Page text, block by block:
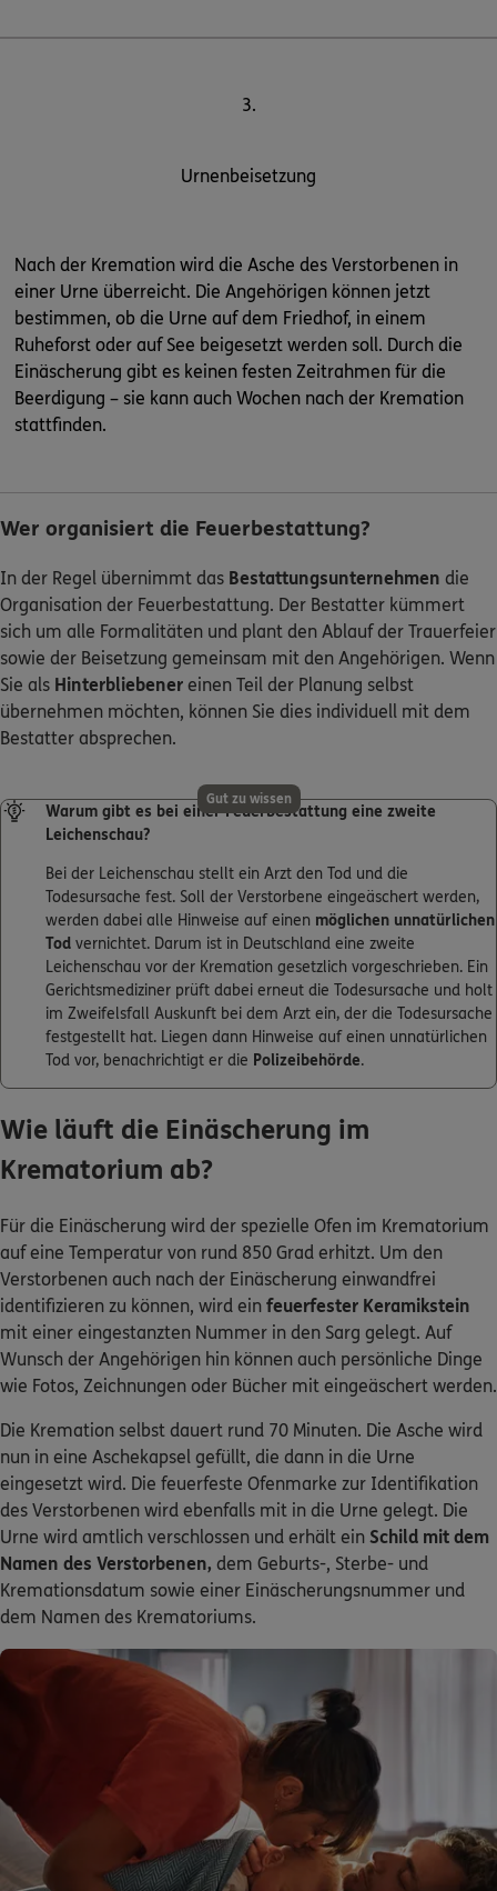
3.
Urnenbeisetzung
Nach der Kremation wird die Asche des Verstorbenen in
einer Urne überreicht. Die Angehörigen können jetzt
bestimmen, ob die Urne auf dem Friedhof, in einem
Ruheforst oder auf See beigesetzt werden soll. Durch die
Einäscherung gibt es keinen festen Zeitrahmen für die
Beerdigung – sie kann auch Wochen nach der Kremation
stattfinden.
Wer organisiert die Feuerbestattung?
In der Regel übernimmt das Bestattungsunternehmen die
Organisation der Feuerbestattung. Der Bestatter kümmert
sich um alle Formalitäten und plant den Ablauf der Trauerfeier
sowie der Beisetzung gemeinsam mit den Angehörigen. Wenn
Sie als Hinterbliebener einen Teil der Planung selbst
übernehmen möchten, können Sie dies individuell mit dem
Bestatter absprechen.
Gut zu wissen
Warum gibt es bei einer Feuerbestattung eine zweite
Leichenschau?
Bei der Leichenschau stellt ein Arzt den Tod und die
Todesursache fest. Soll der Verstorbene eingeäschert werden,
werden dabei alle Hinweise auf einen möglichen unnatürlichen
Tod vernichtet. Darum ist in Deutschland eine zweite
Leichenschau vor der Kremation gesetzlich vorgeschrieben. Ein
Gerichtsmediziner prüft dabei erneut die Todesursache und holt
im Zweifelsfall Auskunft bei dem Arzt ein, der die Todesursache
festgestellt hat. Liegen dann Hinweise auf einen unnatürlichen
Tod vor, benachrichtigt er die Polizeibehörde.
Wie läuft die Einäscherung im
Krematorium ab?
Für die Einäscherung wird der spezielle Ofen im Krematorium
auf eine Temperatur von rund 850 Grad erhitzt. Um den
Verstorbenen auch nach der Einäscherung einwandfrei
identifizieren zu können, wird ein feuerfester Keramikstein
mit einer eingestanzten Nummer in den Sarg gelegt. Auf
Wunsch der Angehörigen hin können auch persönliche Dinge
wie Fotos, Zeichnungen oder Bücher mit eingeäschert werden.
Die Kremation selbst dauert rund 70 Minuten. Die Asche wird
nun in eine Aschekapsel gefüllt, die dann in die Urne
eingesetzt wird. Die feuerfeste Ofenmarke zur Identifikation
des Verstorbenen wird ebenfalls mit in die Urne gelegt. Die
Urne wird amtlich verschlossen und erhält ein Schild mit dem
Namen des Verstorbenen, dem Geburts-, Sterbe- und
Kremationsdatum sowie einer Einäscherungsnummer und
dem Namen des Krematoriums.